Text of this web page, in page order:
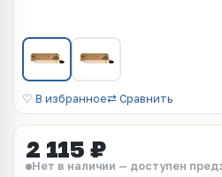
♡ В избранное⇄ Сравнить
2 115 ₽
Нет в наличии — доступен